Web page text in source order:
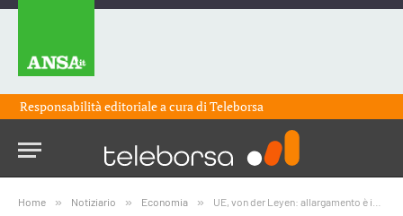
Responsabilità editoriale a cura diTeleborsa
Home » Notiziario » Economia » UE, von der Leyen: allargamento è imperativo geostrategico e investimento a lungo termine